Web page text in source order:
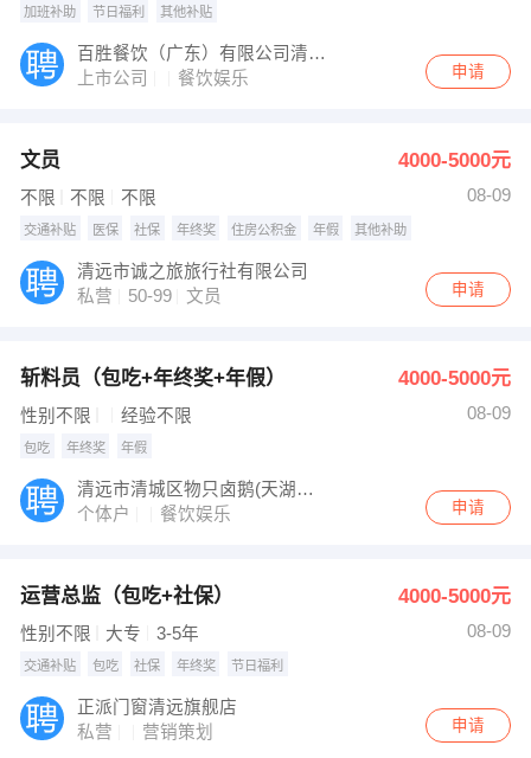
加班补助 节日福利 其他补贴
百胜餐饮（广东）有限公司清远万达餐厅
上市公司
餐饮娱乐 申请
文员 4000-5000元
不限 不限 不限 08-09
交通补贴 医保 社保 年终奖 住房公积金 年假 其他补助
清远市诚之旅旅行社有限公司
私营
50-99 文员 申请
斩料员（包吃+年终奖+年假） 4000-5000元
性别不限 经验不限 08-09
包吃 年终奖 年假
清远市清城区物只卤鹅(天湖郦都店)
个体户
餐饮娱乐 申请
运营总监（包吃+社保） 4000-5000元
性别不限 大专 3-5年 08-09
交通补贴 包吃 社保 年终奖 节日福利
正派门窗清远旗舰店
私营
营销策划 申请